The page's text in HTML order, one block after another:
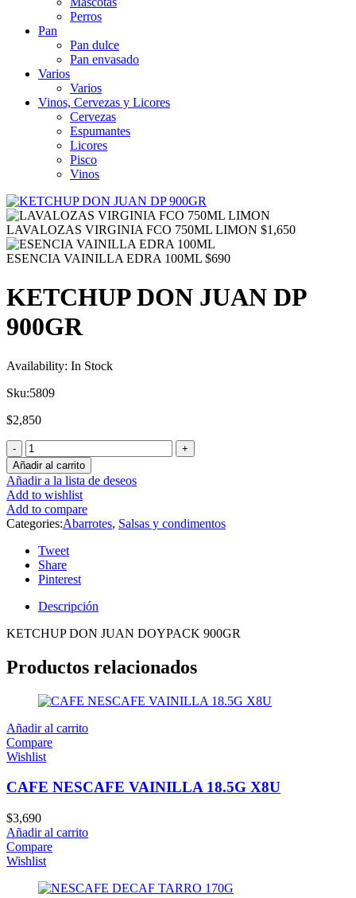
Perros
Pan
Pan dulce
Pan envasado
Varios
Varios
Vinos, Cervezas y Licores
Cervezas
Espumantes
Licores
Pisco
Vinos
LAVALOZAS VIRGINIA FCO 750ML LIMON $1,650
ESENCIA VAINILLA EDRA 100ML $690
KETCHUP DON JUAN DP
900GR
Availability: In Stock
Sku:5809
$2,850
Añadir al carrito
Añadir a la lista de deseos
Add to wishlist
Add to compare
Categories:Abarrotes, Salsas y condimentos
Tweet
Share
Pinterest
Descripción
KETCHUP DON JUAN DOYPACK 900GR
Productos relacionados
Añadir al carrito
Compare
Wishlist
CAFE NESCAFE VAINILLA 18.5G X8U
$3,690
Añadir al carrito
Compare
Wishlist